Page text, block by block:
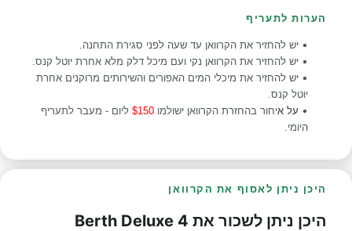
הערות לתעריף
• יש להחזיר את הקרוואן עד שעה לפני סגירת התחנה.
• יש להחזיר את הקרוואן נקי ועם מיכל דלק מלא אחרת יוטל קנס
• יש להחזיר את מיכלי המים האפורים והשירותים מרוקנים אחרת
יוטל קנס.
• על איחור בהחזרת הקרוואן ישולמו $150 ליום - מעבר לתעריף
היומי.
היכן ניתן לאסוף את הקרוואן
היכן ניתן לשכור את 4 Berth Deluxe